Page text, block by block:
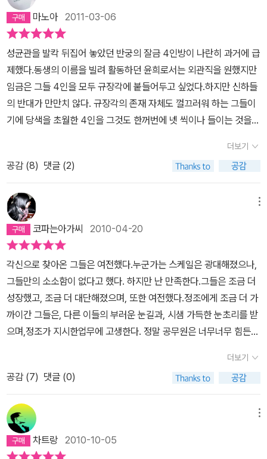
마노아2011-03-06
성균관을 발칵 뒤집어 놓았던 반궁의 잘금 4인방이 나란히 과거에 급
제했다.동생의 이름을 빌려 활동하던 윤희로서는 외관직을 원했지만
임금은 그들 4인을 모두 규장각에 붙들어두고 싶었다.하지만 신하들
의 반대가 만만치 않다. 규장각의 존재 자체도 껄끄러워 하는 그들이
기에 당색을 초월한 4인을 그것도 한꺼번에 넷 씩이나 들이는 것을
그들이 통과할 수 없을 만큼 어려운 신참례를 열라는 것이다. 말인즉
슨, 무시무시한 신참례를 통과한다면 두말 않고 받아들이라는 얘기
다. 게다가 하나를 내치려면 넷 모두를 다 버리라고 하니 이선준 같은
인물을 눈독 들이는 관청에서는 울며 겨자먹기로 4인 모두를 접수해
야 했다.신참례 얘기가 가장 길게 나왔기에 먼저 언급하긴 했지만 다
섯 꼭지의 소제목 중 네번째 주제였다. 시작은 윤희와 이선준의 혼례
일부터 시작한다. 드라마에서는 무려 이선준의 아비가 직접 윤희를
불러 아들을 부탁하는 장면이 연출되었지만 언감생신! 있을 수 없는
일이다. 선준은 아버지에게 윤희가 곧 윤식임을 알리지 못했고, 신혼
초야는 용하와 재신의 깜짝 방문으로 치르지 못했다. 게다가 꼭꼭 숨
겨두었던 동생 윤식의 얼굴까지 노출되었으니 윤희의 걱정은 이만저
만이 아니다. 그들이 자신이 이미 여자라는 것을 안다는 것을 모르기
때문이다. 지난 이야기에서는 '김윤식' 이름 세 글자의 주인공이면서
도 지나가는 행인 정도의 비중만 보였던 윤식이 규장각 각신들의 나
렬에 동참도 하고로맨스도 싹틀 모양이다. 반갑다.한편 재신은 도둑
장가를 간다. 본의 아니게 아버지 때문에 후다닥 치른 혼사였는데 그
신부라는 게 열네 살 어린아이였다.반다운이라는 이름을 가진 새신부
는 열살 남짓으로 보이는 인상으로 너무 작아 '반토막'으로 불린다. 가
더보기
공감 (8) 댓글 (2)
코파는아가씨 2010-04-20
각신으로 찾아온 그들은 여전했다.누군가는 스케일은 광대해졌으나,
그들만의 소소함이 없다고 했다. 하지만 난 만족한다.그들은 조금 더
성장했고, 조금 더 대단해졌으며, 또한 여전했다.정조에게 조금 더 가
까이간 그들은, 다른 이들의 부러운 눈길과, 시샘 가득한 눈초리를 받
으며,정조가 지시한업무에 고생한다. 정말 공무원은 너무너무 힘든
들 틈에 끼여 나도 책 한권 읽어보고 싶기도 하다 잇힝.4인방은 청벽
서가 나타남에 홍벽서에관한 남은 일들을말끔히 처리하기도 한다,윤
희 동생 윤식은 좋은 베필을만나게 되고, 문재신 또한 10살 아래의 아
내를 맞이하게 된다. 가끔 보이는 용하의 어두운 표정에 내 마음도 같
이어두워졌다. 사람이라면 누구나 한두가지의 걱정거리가 있기 마련
이다.용하도 어쩔 수 없는 사람이었고, 가끔 그런 표정을 할 때면, 당
더보기
공감 (7) 댓글 (0)
차트랑 2010-10-05